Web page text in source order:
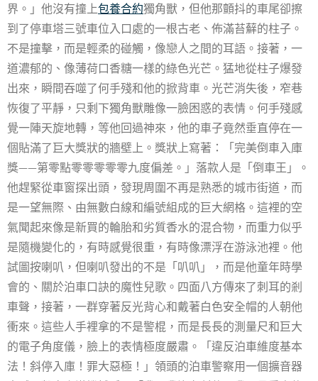
界。」他沒有撞上包養合約獨角獸，但他那顫抖的車尾卻擦
到了停車塔三號車位入口處的一根古老、佈滿苔蘚的柱子。
不是撞擊，而是輕柔的碰觸，像戀人之間的耳語。接著，一
道濃郁的、像薄荷口香糖一樣的綠色光芒。猛地從柱子爆發
出來，瞬間吞噬了何手殘和他的掀背車。光芒消失後，窄巷
恢復了平靜，只剩下獨角獸雕像一臉困惑的表情。何手殘感
覺一陣天旋地轉，等他回過神來，他的車子竟然垂直停在一
個貼滿了巨大獎狀的牆壁上。獎狀上寫著：「完美倒車入庫
獎——第零點零零零零零九度偏差。」落款人是「倒車王」。
他趕緊從車窗探出頭，發現周圍不再是熟悉的城市街道，而
是一望無際、由無數白線和編號組成的巨大網格。這裡的空
氣聞起來像是新買的輪胎和劣質香水的混合物，而重力似乎
是隨機變化的，有時感覺很重，有時像漂浮在游泳池裡。他
試圖按喇叭，但喇叭發出的不是「叭叭」，而是他童年時學
會的、關於泊車口訣的魔性兒歌。四面八方傳來了刺耳的剎
車聲，接著，一群穿著反光背心和戴著白色安全帽的人朝他
衝來。這些人手裡拿的不是警棍，而是長長的測量尺和巨大
的電子角度儀，臉上的表情極度嚴肅。「違反泊車維度基本
法！斜停入庫！罪大惡極！」領頭的泊車警察用一個擴音器